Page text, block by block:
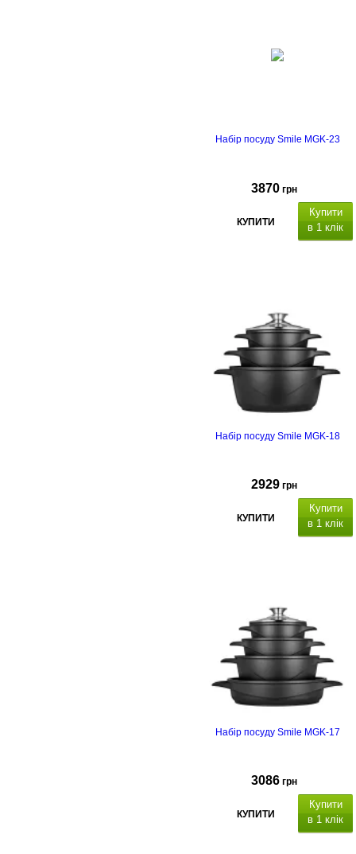
Набір посуду Smile MGK-23
3870 грн
КУПИТИ
Купити
в 1 клік
Набір посуду Smile MGK-18
2929 грн
КУПИТИ
Купити
в 1 клік
Набір посуду Smile MGK-17
3086 грн
КУПИТИ
Купити
в 1 клік